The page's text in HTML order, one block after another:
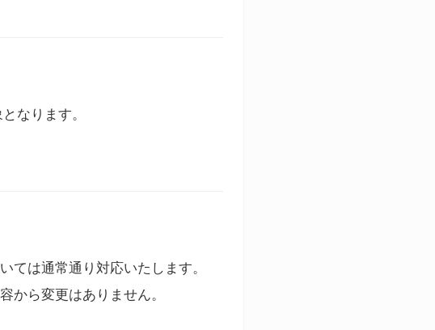
なります。
ては通常通り対応いたします。
から変更はありません。